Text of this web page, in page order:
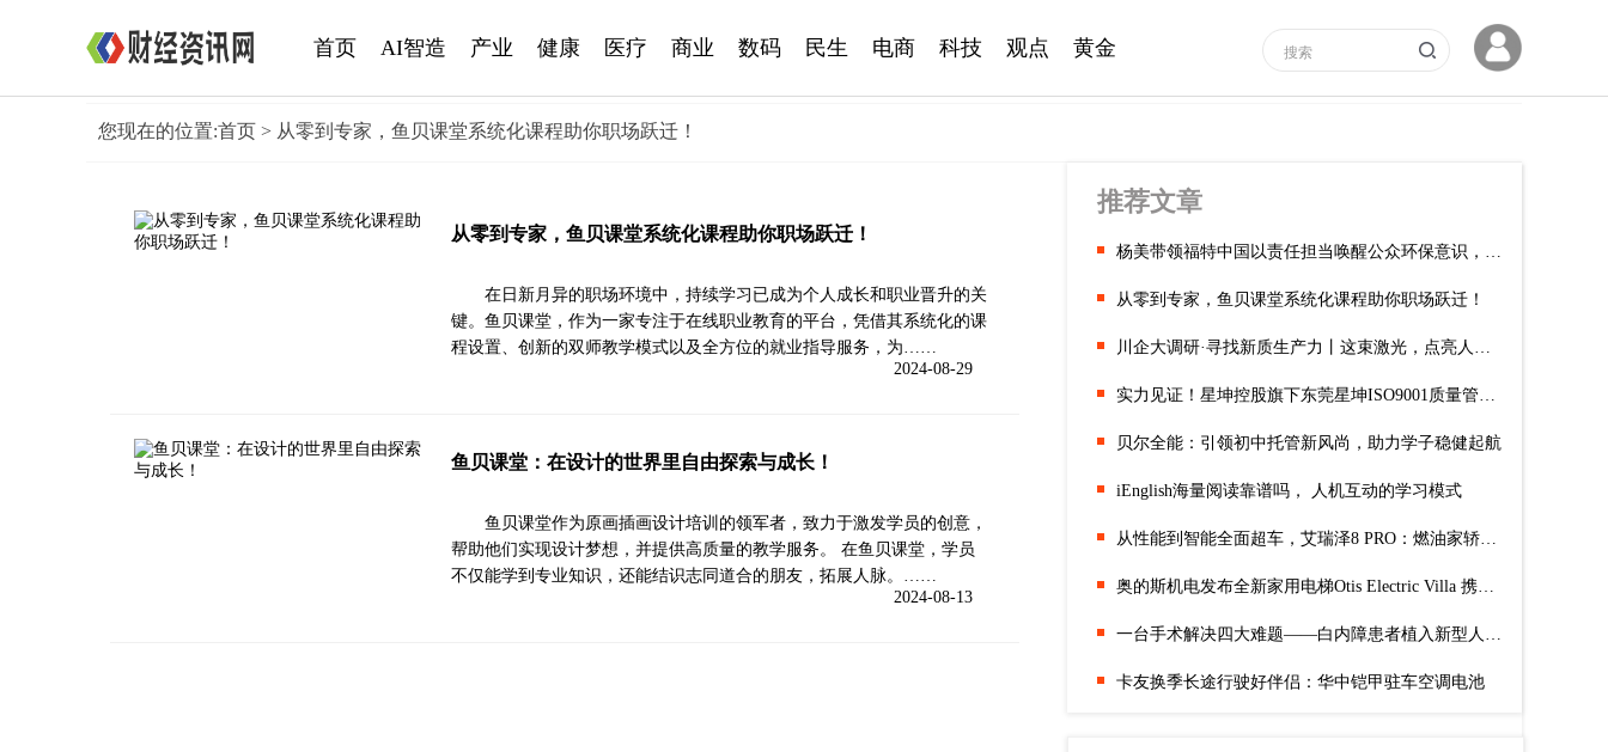
首页 AI智造 产业 健康 医疗 商业 数码 民生 电商 科技 观点 黄金
您现在的位置:首页 > 从零到专家，鱼贝课堂系统化课程助你职场跃迁！
从零到专家，鱼贝课堂系统化课程助你职场跃迁！
在日新月异的职场环境中，持续学习已成为个人成长和职业晋升的关
键。鱼贝课堂，作为一家专注于在线职业教育的平台，凭借其系统化的课
程设置、创新的双师教学模式以及全方位的就业指导服务，为……
2024-08-29
鱼贝课堂：在设计的世界里自由探索与成长！
鱼贝课堂作为原画插画设计培训的领军者，致力于激发学员的创意，
帮助他们实现设计梦想，并提供高质量的教学服务。 在鱼贝课堂，学员
不仅能学到专业知识，还能结识志同道合的朋友，拓展人脉。……
2024-08-13
推荐文章
杨美带领福特中国以责任担当唤醒公众环保意识，共筑绿色未来
从零到专家，鱼贝课堂系统化课程助你职场跃迁！
川企大调研·寻找新质生产力丨这束激光，点亮人工智能之“眼”
实力见证！星坤控股旗下东莞星坤ISO9001质量管理体系复审成功！
贝尔全能：引领初中托管新风尚，助力学子稳健起航
iEnglish海量阅读靠谱吗， 人机互动的学习模式
从性能到智能全面超车，艾瑞泽8 PRO：燃油家轿还能这么玩？
奥的斯机电发布全新家用电梯Otis Electric Villa 携手宾尼法利纳
一台手术解决四大难题——白内障患者植入新型人工晶体重获全程清晰
卡友换季长途行驶好伴侣：华中铠甲驻车空调电池